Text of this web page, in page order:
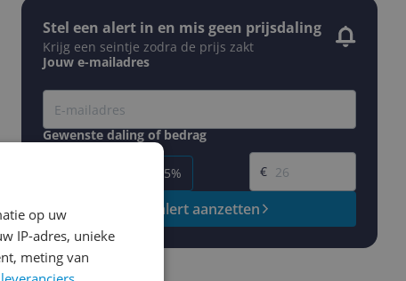
Stel een alert in en mis geen prijsdaling
Krijg een seintje zodra de prijs zakt
Jouw e-mailadres
Gewenste daling of bedrag
-15%
Gewenste prijs
€
Prijsalert aanzetten
op uw
IP-adres, unieke
meting van